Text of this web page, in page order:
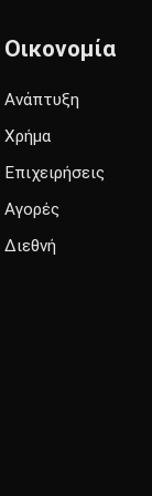
Οικονομία
Ανάπτυξη
Χρήμα
Επιχειρήσεις
Αγορές
Διεθνή